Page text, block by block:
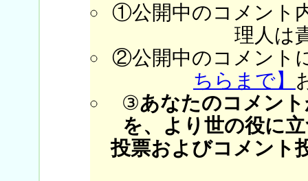
①公開中のコメント
理人は
②公開中のコメント
ちらまで】
③あなたのコメン
を、より世の役に
投票およびコメント